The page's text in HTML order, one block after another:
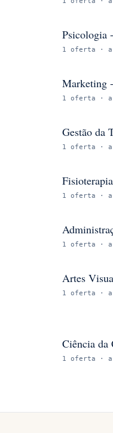
Psicologia
1 oferta ·
Marketing
1 oferta ·
Gestão da
1 oferta ·
1 oferta ·
1 oferta ·
Artes
1 oferta ·
Ciência da
1 oferta ·